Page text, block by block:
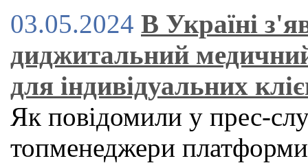
03.05.2024 В Україні
диджитальний
для індивідуальних
Як повідомили у прес-
топменеджери